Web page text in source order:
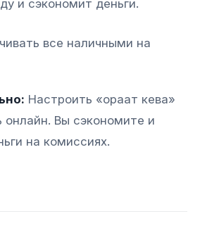
и сэкономит деньги.
все наличными на
Настроить «ораат кева»
онлайн. Вы сэкономите и
на комиссиях.